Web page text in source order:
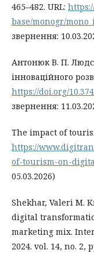
465–482. URL:
base/monogr/
звернення:
Антонюк В. П.
інноваційного
https://doi.org/
звернення:
The impact of
https://
of-tourism-on-
05.03.2026)
Shekhar, Valeri M.
digital
marketing mix.
2024. vol. 14, no. 2,